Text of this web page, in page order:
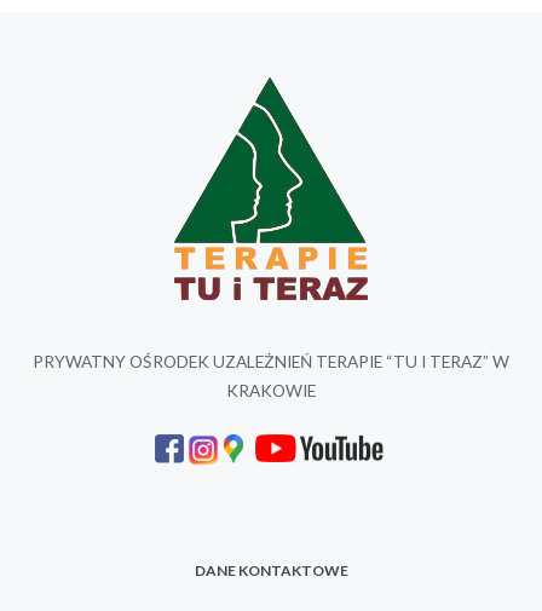
PRYWATNY OŚRODEK UZALEŻNIEŃ TERAPIE “TU I TERAZ” W
KRAKOWIE
DANE KONTAKTOWE